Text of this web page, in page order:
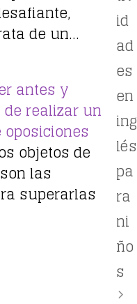
de un…
antes y
realizar un
objetos de
las
superarlas
id
ad
es
en
ing
lés
pa
ra
ni
ño
s